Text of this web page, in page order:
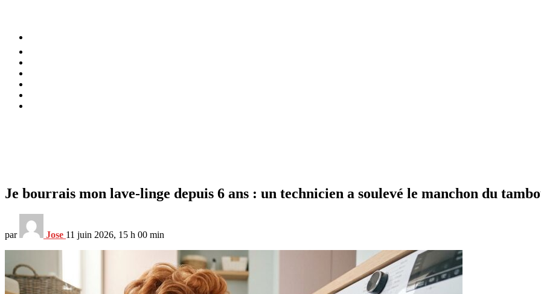
Je bourrais mon lave-linge depuis 6 ans : un technicien a soulevé le manchon du
par Jose 11 juin 2026, 15 h 00 min